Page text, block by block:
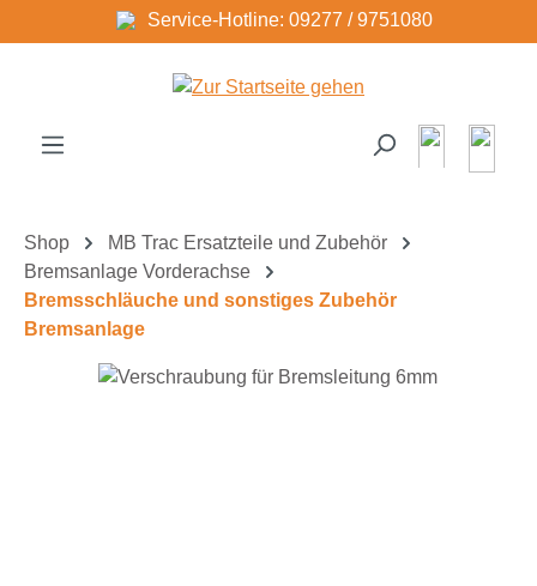
Zum Hauptinhalt springenService-Hotline: 09277 / 9751080
Shop
MB Trac Ersatzteile und Zubehör
Bremsanlage Vorderachse
Bremsschläuche und sonstiges Zubehör
Bremsanlage
Bildergalerie überspringen